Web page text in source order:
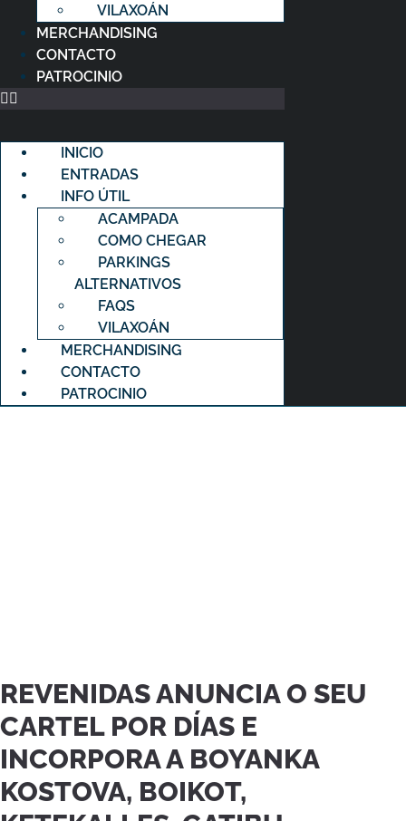
VILAXOÁN
MERCHANDISING
CONTACTO
PATROCINIO
INICIO
ENTRADAS
INFO ÚTIL
ACAMPADA
COMO CHEGAR
PARKINGS
ALTERNATIVOS
FAQS
VILAXOÁN
MERCHANDISING
CONTACTO
PATROCINIO
REVENIDAS ANUNCIA O SEU
CARTEL POR DÍAS E
INCORPORA A BOYANKA
KOSTOVA, BOIKOT,